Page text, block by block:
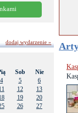
Sob
Nie
4 5
6
12
13
19
20
26
27
dodaj wydarzenie »